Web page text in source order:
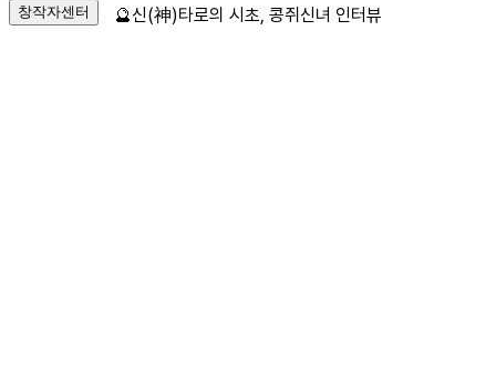
창작자센터 🔮신(神)타로의 시초, 콩쥐신녀 인터뷰